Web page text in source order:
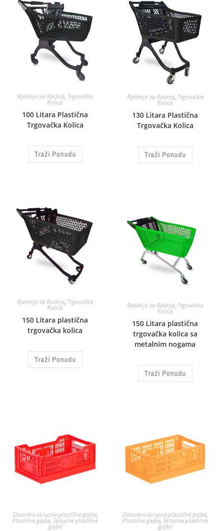
Rješenja za Radnje, Trgovačka
Kolica
100 Litara Plastična
Trgovačka Kolica
Traži Ponudu
Rješenja za Radnje, Trgovačka
Kolica
130 Litara Plastična
Trgovačka Kolica
Traži Ponudu
Rješenja za Radnje, Trgovačka
Kolica
150 Litara plastična
trgovačka kolica
Traži Ponudu
Rješenja za Radnje, Trgovačka
Kolica
150 Litara plastična
trgovačka kolica sa
metalnim nogama
Traži Ponudu
Otvorene sklopive plastične gajbe,
Plastične gajbe, Sklopive plastične
gajbe
Otvorene sklopive plastične gajbe,
Plastične gajbe, Sklopive plastične
gajbe